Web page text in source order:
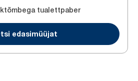
tualettpaber
edasimüüjat